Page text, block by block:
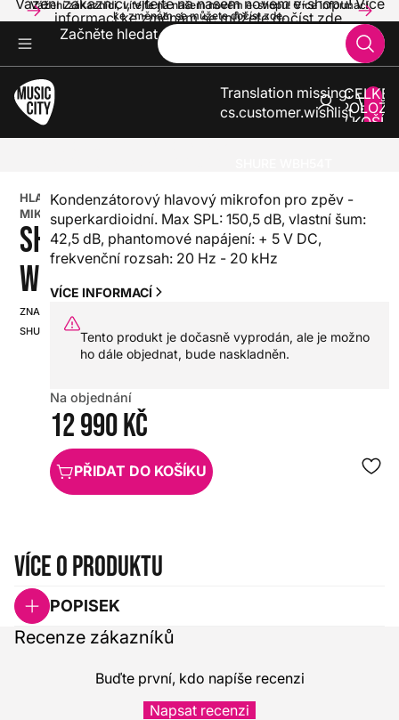
Vážení zákazníci, vítejte na našem novém e-shopu! Více informací
ke změnám se můžete dočíst zde.
Vážení zákazníci, vítejte na našem novém e-shopu! Více
informací ke změnám se můžete dočíst zde.
Začněte hledat
Translation missing:
cs.customer.wishlist
V
0
HLASOVÝ
MIKROFON
SHURE
WBH54T
ZNAČKA:
SHURE
HX0000000010163
Kondenzátorový hlavový mikrofon pro zpěv -
superkardioidní. Max SPL: 150,5 dB, vlastní šum:
42,5 dB, phantomové napájení: + 5 V DC,
frekvenční rozsah: 20 Hz - 20 kHz
VÍCE INFORMACÍ
Tento produkt je dočasně vyprodán, ale je možno
ho dále objednat, bude naskladněn.
Na objednání
12 990 Kč
PŘIDAT DO KOŠÍKU
Více o produktu
POPISEK
Recenze zákazníků
Buďte první, kdo napíše recenzi
Napsat recenzi